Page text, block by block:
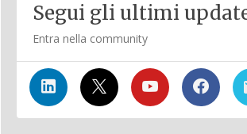
Segui gli ultimi
Entra nella community